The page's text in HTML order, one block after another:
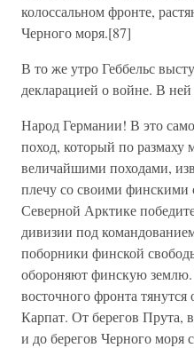
колоссальном фронте,
Черного моря.[87]
В то же утро Геббельс
декларацией о войне. В ней
Народ Германии! В это
поход, который по размаху
величайшими походами,
плечу со своими финскими
Северной Арктике
дивизии под
поборники финской
обороняют финскую
восточного фронта
Карпат. От берегов Прута,
и до берегов Черного моря